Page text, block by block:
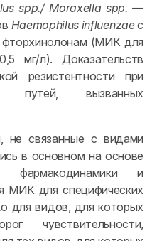
spp./ Moraxella spp. —
Haemophilus influenzaeс
фторхинолонам (МИК для
мг/л). Доказательств
резистентности при
путей, вызванных
не связанные с видами
в основном на основе
фармакодинамики и
МИК для специфических
для видов, для которых
чувствительности,